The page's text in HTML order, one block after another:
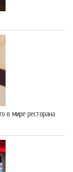
в мире ресторана